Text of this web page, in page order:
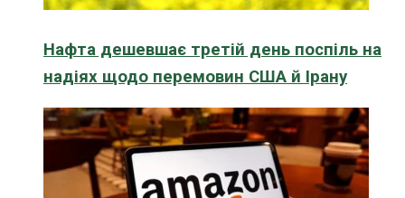
Нафта дешевшає третій день поспіль на
надіях щодо перемовин США й Ірану